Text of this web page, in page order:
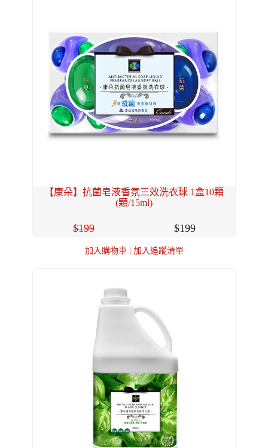
【康朵】抗菌皂液香氛三效洗衣球 1盒10顆
(顆/15ml)
199 199
加入購物車| 加入追蹤清單